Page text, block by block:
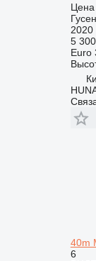
Цена
2020
5
Euro
40m
6